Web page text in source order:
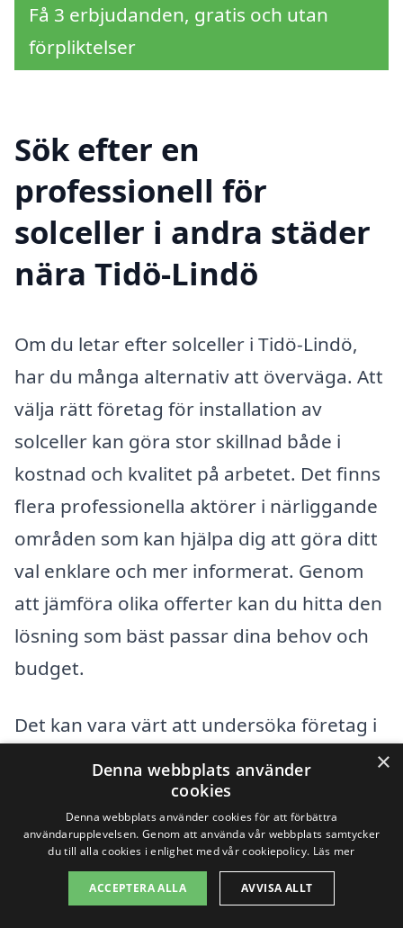
Få 3 erbjudanden, gratis och utan
förpliktelser
Sök efter en
professionell för
solceller i andra städer
nära Tidö-Lindö
Om du letar efter solceller i Tidö-Lindö,
har du många alternativ att överväga. Att
välja rätt företag för installation av
solceller kan göra stor skillnad både i
kostnad och kvalitet på arbetet. Det finns
flera professionella aktörer i närliggande
områden som kan hjälpa dig att göra ditt
val enklare och mer informerat. Genom
att jämföra olika offerter kan du hitta den
lösning som bäst passar dina behov och
budget.
Det kan vara värt att undersöka företag i
följande städer för att få en bra överblick
över möjligheterna:
Västerås
Köping
×
Denna webbplats använder
cookies
Denna webbplats använder cookies för att förbättra
användarupplevelsen. Genom att använda vår webbplats samtycker
du till alla cookies i enlighet med vår cookiepolicy. Läs mer
ACCEPTERA ALLA AVVISA ALLT